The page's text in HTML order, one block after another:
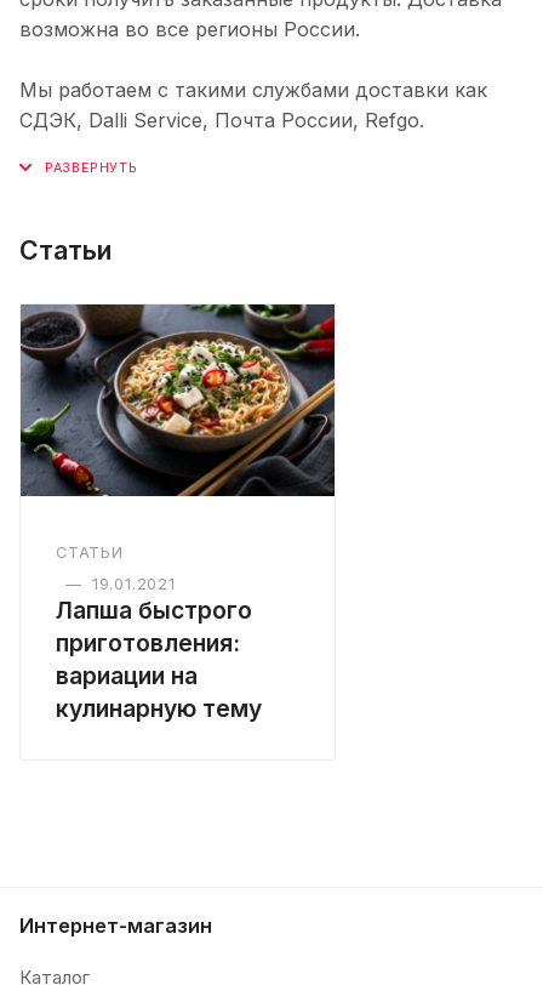
возможна во все регионы России.
Мы работаем с такими службами доставки как
СДЭК, Dalli Service, Почта России, Refgo.
Статьи
СТАТЬИ
— 19.01.2021
Лапша быстрого
приготовления:
вариации на
кулинарную тему
Интернет-магазин
Каталог